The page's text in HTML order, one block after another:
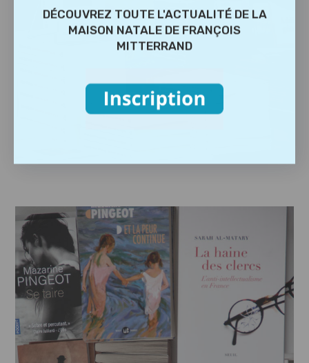
DÉCOUVREZ TOUTE L'ACTUALITÉ DE LA
MAISON NATALE DE FRANÇOIS
MITTERRAND